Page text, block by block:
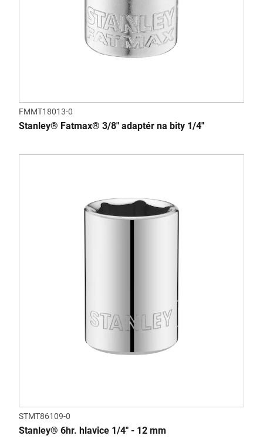
FMMT18013-0
Stanley® Fatmax® 3/8" adaptér na bity 1/4"
STMT86109-0
Stanley® 6hr. hlavice 1/4" - 12 mm